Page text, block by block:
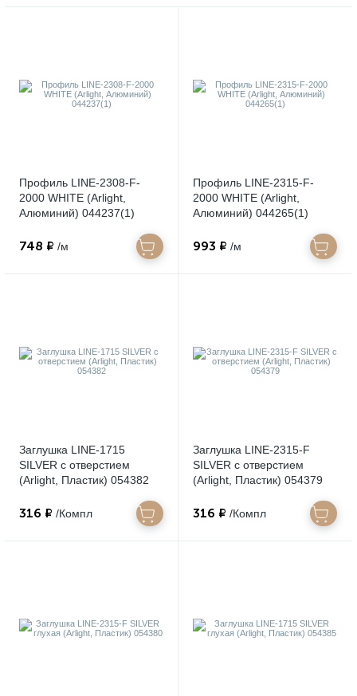
Профиль LINE-2308-F-
2000 WHITE (Arlight,
Алюминий) 044237(1)
748 ₽ /м
Профиль LINE-2315-F-
2000 WHITE (Arlight,
Алюминий) 044265(1)
993 ₽ /м
Заглушка LINE-1715
SILVER с отверстием
(Arlight, Пластик) 054382
316 ₽ /Компл
Заглушка LINE-2315-F
SILVER с отверстием
(Arlight, Пластик) 054379
316 ₽ /Компл